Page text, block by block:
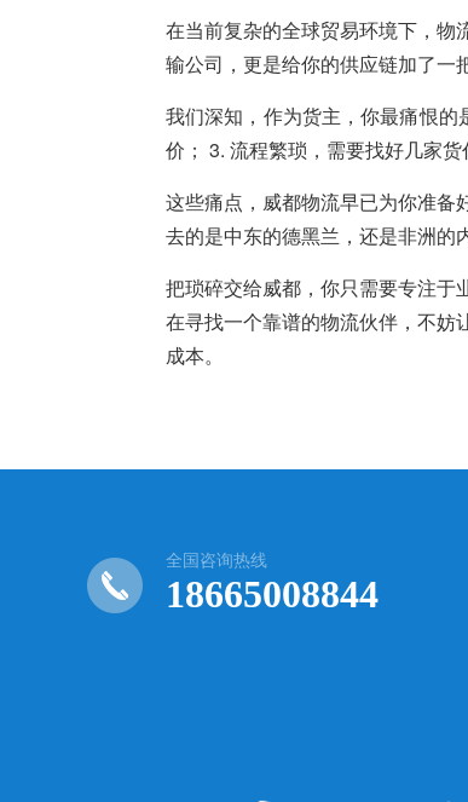
在当前复杂的全球贸易环境下，物
输公司，更是给你的供应链加了一把
我们深知，作为货主，你最痛恨
价； 3. 流程繁琐，需要找好几家货
这些痛点，威都物流早已为你准备
去的是中东的德黑兰，还是非洲的
把琐碎交给威都，你只需要专注于
在寻找一个靠谱的物流伙伴，不妨
成本。
全国咨询热线
18665008844